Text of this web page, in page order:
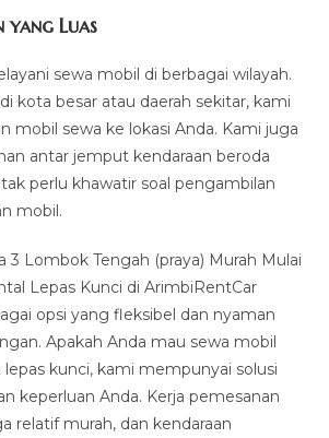
yang Luas
sewa mobil di berbagai wilayah.
kota besar atau daerah sekitar, kami
mobil sewa ke lokasi Anda. Kami juga
antar jemput kendaraan beroda
perlu khawatir soal pengambilan
mobil.
3 Lombok Tengah (praya) Murah Mulai
Lepas Kunci di ArimbiRentCar
opsi yang fleksibel dan nyaman
Apakah Anda mau sewa mobil
kunci, kami mempunyai solusi
keperluan Anda. Kerja pemesanan
relatif murah, dan kendaraan